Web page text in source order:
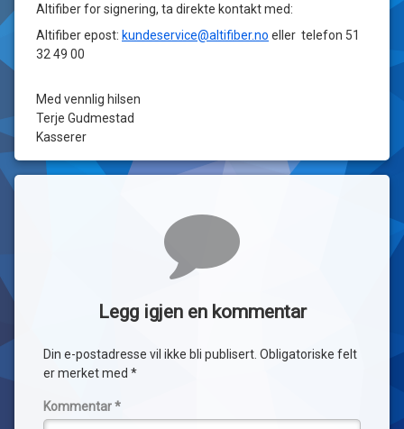
Altifiber for signering, ta direkte kontakt med:
Altifiber epost: kundeservice@altifiber.no eller telefon 51
32 49 00
Med vennlig hilsen
Terje Gudmestad
Kasserer
Legg igjen en kommentar
Din e-postadresse vil ikke bli publisert. Obligatoriske felt
er merket med *
Kommentar*